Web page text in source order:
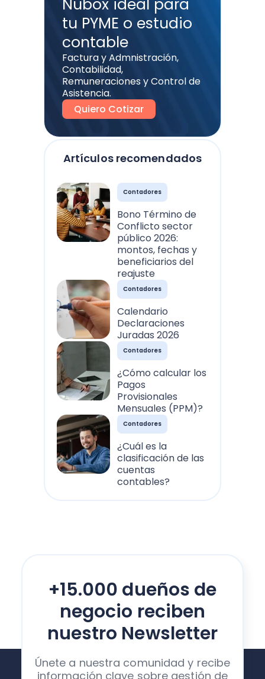
Artículos recomendados
Contadores
Bono Término de
Conflicto sector
público 2026:
montos, fechas y
beneficiarios del
reajuste
Contadores
Calendario
Declaraciones
Juradas 2026
Contadores
¿Cómo calcular los
Pagos
Provisionales
Mensuales (PPM)?
Contadores
¿Cuál es la
clasificación de las
cuentas
contables?
Nubox ideal para
tu PYME o estudio
contable
Factura y Admnistración,
Contabilidad,
Remuneraciones y Control de
Asistencia.
Quiero Cotizar
+15.000 dueños de
negocio reciben
nuestro Newsletter
Únete a nuestra comunidad y recibe
información clave sobre gestión de